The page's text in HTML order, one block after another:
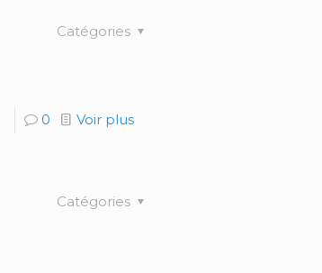
Catégories
0 Voir plus
Catégories